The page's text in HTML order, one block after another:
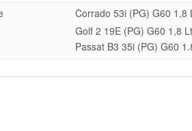
Corrado 53i (PG) G60 1,8
Golf 2 19E (PG) G60 1,8
Passat B3 35i (PG) G60